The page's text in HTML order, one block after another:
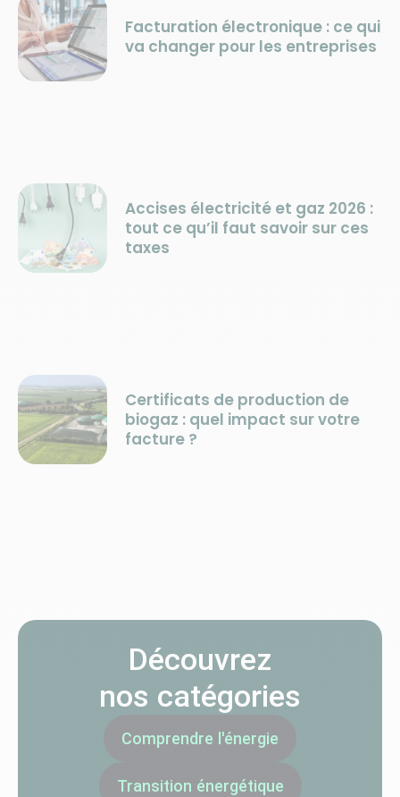
Facturation électronique : ce qui
va changer pour les entreprises
Accises électricité et gaz 2026 :
tout ce qu’il faut savoir sur ces
taxes
Certificats de production de
biogaz : quel impact sur votre
facture ?
Découvrez
nos catégories
Comprendre l'énergie
Transition énergétique